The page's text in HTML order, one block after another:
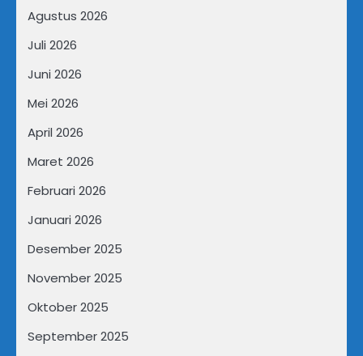
Agustus 2026
Juli 2026
Juni 2026
Mei 2026
April 2026
Maret 2026
Februari 2026
Januari 2026
Desember 2025
November 2025
Oktober 2025
September 2025